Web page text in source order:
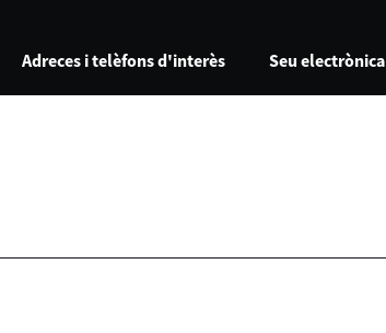
Adreces i telèfons d'interès Seu electrònica